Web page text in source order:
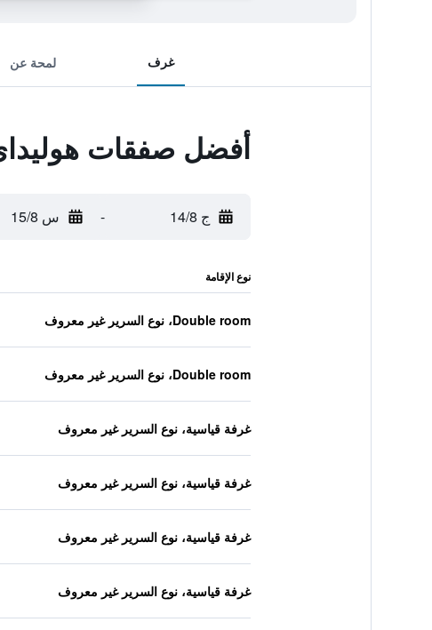
غرف لمحة عن
أفضل صفقات
ج 14/8 - س 15/8
نوع الإقامة
Double room، نوع السرير غير معروف
Double room، نوع السرير غير معروف
غرفة قياسية، نوع السرير غير معروف
غرفة قياسية، نوع السرير غير معروف
غرفة قياسية، نوع السرير غير معروف
غرفة قياسية، نوع السرير غير معروف